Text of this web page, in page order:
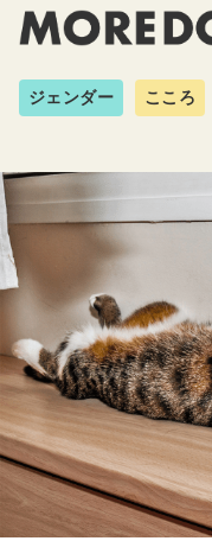
ジェンダー こころ